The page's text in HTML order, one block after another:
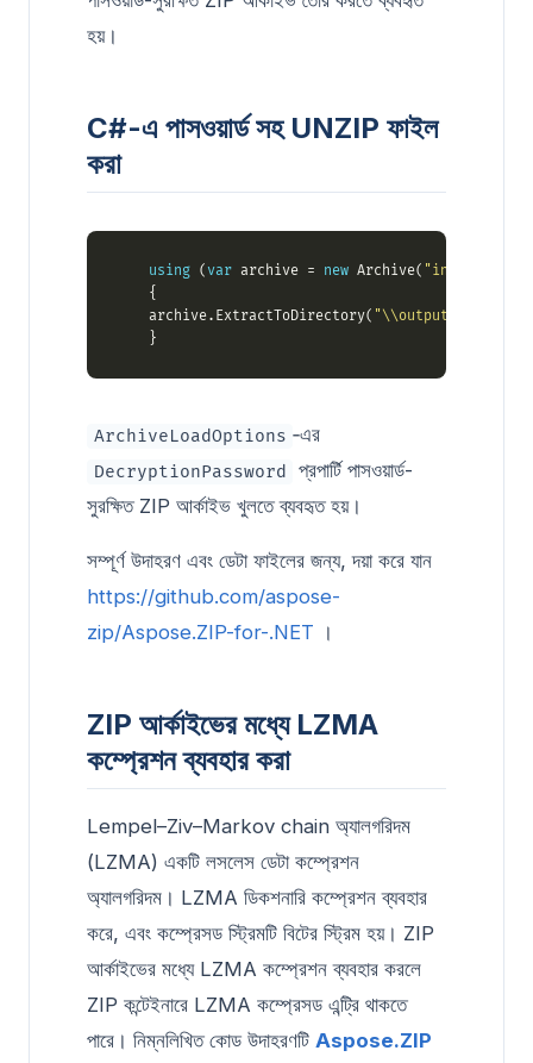
হয়।
C#-এ পাসওয়ার্ড সহ UNZIP ফাইল
করা
using (var archive = new Archive(
    archive.ExtractToDirectory(
"\\outputDirectory"
ArchiveLoadOptions ‑এর
DecryptionPassword
প্রপার্টি পাসওয়ার্ড-
সুরক্ষিত ZIP আর্কাইভ খুলতে ব্যবহৃত হয়।
সম্পূর্ণ উদাহরণ এবং ডেটা ফাইলের জন্য, দয়া করে যান
https://github.com/aspose-
zip/Aspose.ZIP-for-.NET ।
ZIP আর্কাইভের মধ্যে LZMA
কম্প্রেশন ব্যবহার করা
Lempel–Ziv–Markov chain অ্যালগরিদম
(LZMA) একটি লসলেস ডেটা কম্প্রেশন
অ্যালগরিদম। LZMA ডিকশনারি কম্প্রেশন ব্যবহার
করে, এবং কম্প্রেসড স্ট্রিমটি বিটের স্ট্রিম হয়। ZIP
আর্কাইভের মধ্যে LZMA কম্প্রেশন ব্যবহার করলে
ZIP কন্টেইনারে LZMA কম্প্রেসড এন্ট্রি থাকতে
পারে। নিম্নলিখিত কোড উদাহরণটি Aspose.ZIP